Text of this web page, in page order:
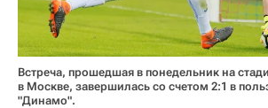
Встреча, прошедшая в понедельник на
в Москве, завершилась со счетом 2:1 в
"Динамо".